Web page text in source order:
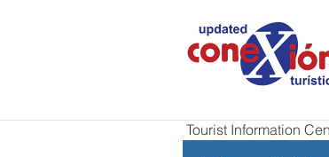
Tourist Information